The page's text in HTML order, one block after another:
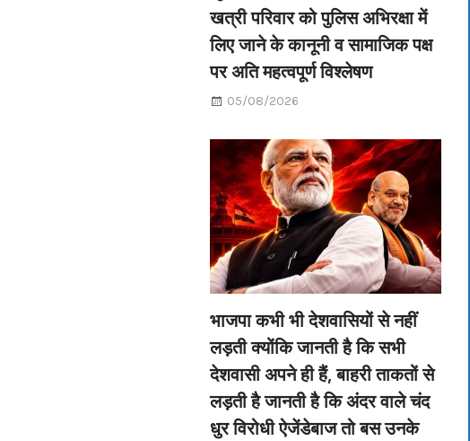
खत्री परिवार को पुलिस अभिरक्षा में
लिए जाने के कानूनी व सामाजिक पक्ष
पर अति महत्वपूर्ण विश्लेषण
05/08/2026
भाजपा कभी भी देशवासियों से नहीं
लड़ती क्योंकि जानती है कि सभी
देशवासी अपने ही हैं, बाहरी ताकतों से
लड़ती है जानती है कि अंदर वाले चंद
धुर विरोधी ऐजेंडेबाज तो बस उनके